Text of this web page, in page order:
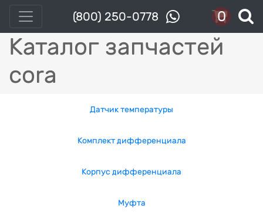
(800) 250-0778 0
Каталог запчастей
cora
Датчик температуры
Комплект дифференциала
Корпус дифференциала
Муфта